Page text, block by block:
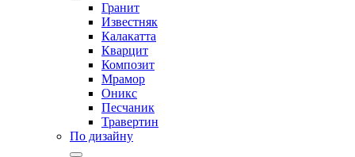
Гранит
Известняк
Калакатта
Кварцит
Композит
Мрамор
Оникс
Песчаник
Травертин
По дизайну